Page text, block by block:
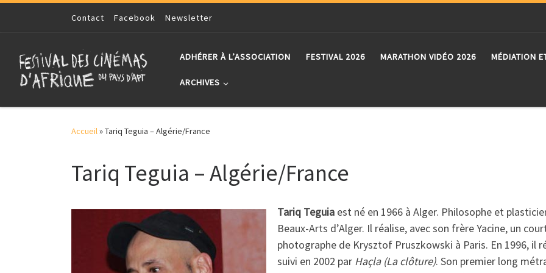
Skip to contentContact Facebook Newsletter
ADHÉRER À L’ASSOCIATION FESTIVAL 2026 MARATHON VIDÉO 2026 MÉDIATION
ARCHIVES
Accueil»Tariq Teguia – Algérie/France
Tariq Teguia – Algérie/France
Tariq Teguia est né en 1966 à Alger. Philosophe et
Beaux-Arts d’Alger. Il réalise, avec son frère Yacine, un
photographe de Krysztof Pruszkowski à Paris. En 1996, il
suivi en 2002 par Haçla (La clôture). Son premier long